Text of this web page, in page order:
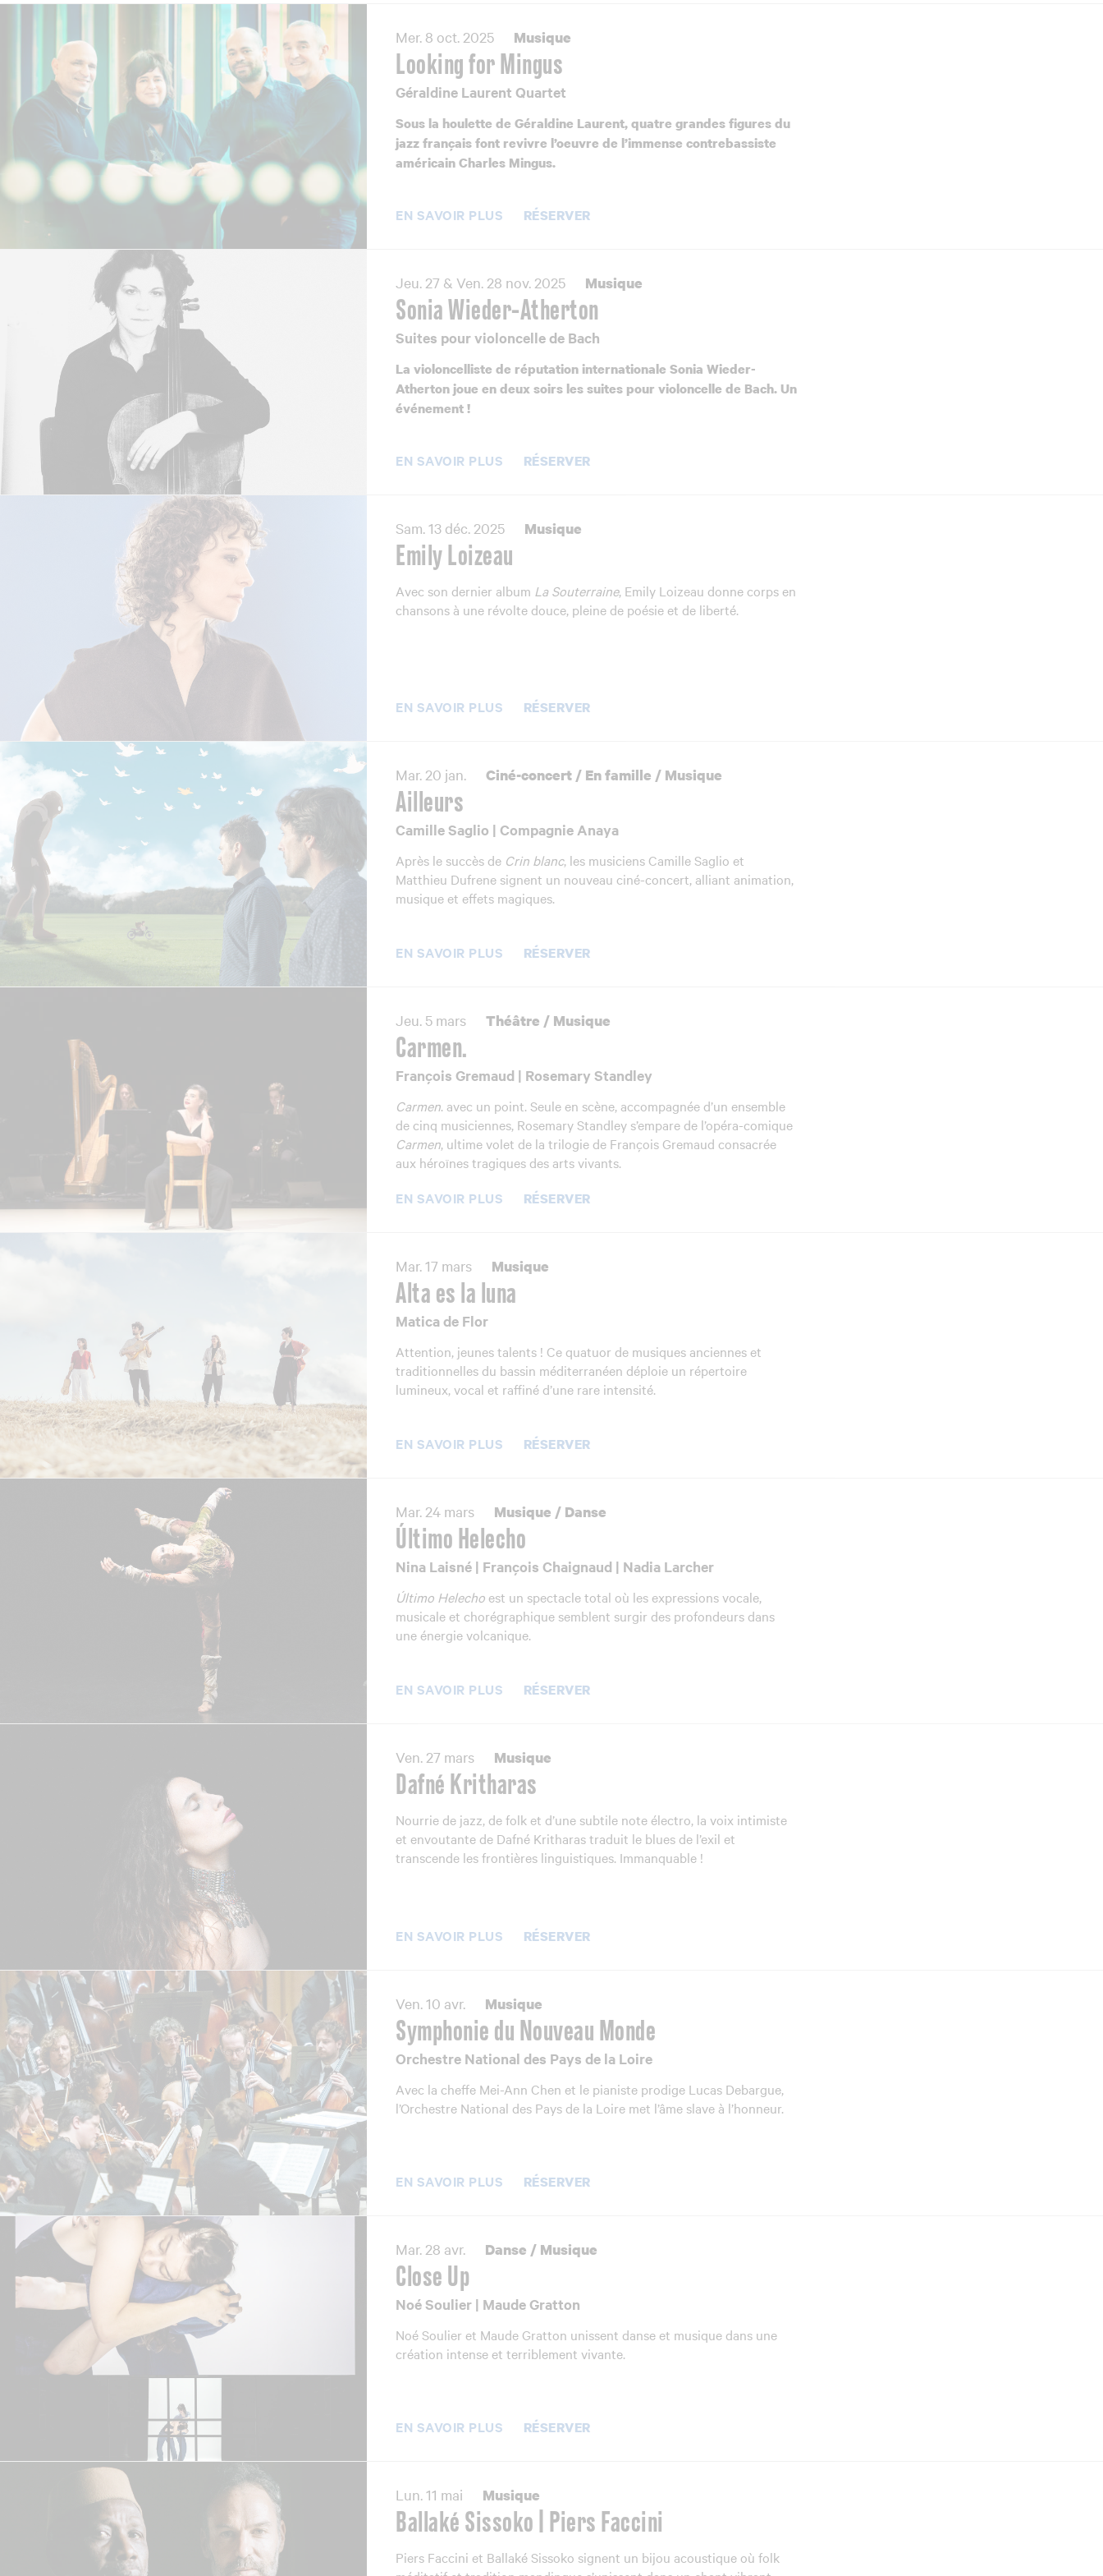
Mer. 8 oct. 2025 Musique
Looking for Mingus
Géraldine Laurent Quartet
Sous la houlette de Géraldine Laurent, quatre grandes figures du
jazz français font revivre l’oeuvre de l’immense contrebassiste
américain Charles Mingus.
EN SAVOIR PLUS RÉSERVER
Jeu. 27 & Ven. 28 nov. 2025 Musique
Sonia Wieder-Atherton
Suites pour violoncelle de Bach
La violoncelliste de réputation internationale Sonia Wieder-
Atherton joue en deux soirs les suites pour violoncelle de Bach. Un
événement !
EN SAVOIR PLUS RÉSERVER
Sam. 13 déc. 2025 Musique
Emily Loizeau
Avec son dernier album La Souterraine, Emily Loizeau donne corps en
chansons à une révolte douce, pleine de poésie et de liberté.
EN SAVOIR PLUS RÉSERVER
Mar. 20 jan. Ciné-concert / En famille / Musique
Ailleurs
Camille Saglio | Compagnie Anaya
Après le succès de Crin blanc, les musiciens Camille Saglio et
Matthieu Dufrene signent un nouveau ciné-concert, alliant animation,
musique et effets magiques.
EN SAVOIR PLUS RÉSERVER
Jeu. 5 mars Théâtre / Musique
Carmen.
François Gremaud | Rosemary Standley
Carmen. avec un point. Seule en scène, accompagnée d’un ensemble
de cinq musiciennes, Rosemary Standley s’empare de l’opéra-comique
Carmen, ultime volet de la trilogie de François Gremaud consacrée
aux héroïnes tragiques des arts vivants.
EN SAVOIR PLUS
RÉSERVER
Mar. 17 mars Musique
Alta es la luna
Matica de Flor
Attention, jeunes talents ! Ce quatuor de musiques anciennes et
traditionnelles du bassin méditerranéen déploie un répertoire
lumineux, vocal et raffiné d’une rare intensité.
EN SAVOIR PLUS RÉSERVER
Mar. 24 mars Musique / Danse
Último Helecho
Nina Laisné | François Chaignaud | Nadia Larcher
Último Helecho est un spectacle total où les expressions vocale,
musicale et chorégraphique semblent surgir des profondeurs dans
une énergie volcanique.
EN SAVOIR PLUS RÉSERVER
Ven. 27 mars Musique
Dafné Kritharas
Nourrie de jazz, de folk et d’une subtile note électro, la voix intimiste
et envoutante de Dafné Kritharas traduit le blues de l’exil et
transcende les frontières linguistiques. Immanquable !
EN SAVOIR PLUS RÉSERVER
Ven. 10 avr. Musique
Symphonie du Nouveau Monde
Orchestre National des Pays de la Loire
Avec la cheffe Mei-Ann Chen et le pianiste prodige Lucas Debargue,
l’Orchestre National des Pays de la Loire met l’âme slave à l’honneur.
EN SAVOIR PLUS RÉSERVER
Mar. 28 avr. Danse / Musique
Close Up
Noé Soulier | Maude Gratton
Noé Soulier et Maude Gratton unissent danse et musique dans une
création intense et terriblement vivante.
EN SAVOIR PLUS RÉSERVER
Lun. 11 mai Musique
Ballaké Sissoko | Piers Faccini
Piers Faccini et Ballaké Sissoko signent un bijou acoustique où folk